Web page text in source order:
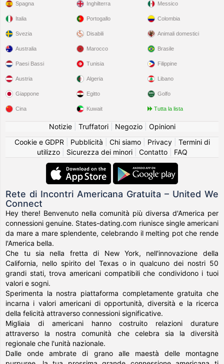
Spagna
Italia
Svezia
Inghilterra
Portogallo
Disabili
Messico
Colombia
Animali domestici
Australia
Paesi Bassi
Austria
Giappone
Cina
Marocco
Tunisia
Algeria
Egitto
Kuwait
Brasile
Filippine
Libano
Golfo
Tutta la lista
Notizie| Truffatori| Negozio| Opinioni
Cookie e GDPR
Pubblicità Chi siamo| Privacy| Termini di
utilizzo| Sicurezza dei minori| Contatto| FAQ
Rete di Incontri Americana Gratuita – United We
Connect
Hey there! Benvenuto nella comunità più diversa d'America per
connessioni genuine. States-dating.com riunisce single americani
da mare a mare splendente, celebrando il melting pot che rende
l'America bella.
Che tu sia nella fretta di New York, nell'innovazione della
California, nello spirito del Texas o in qualcuno dei nostri 50
grandi stati, trova americani compatibili che condividono i tuoi
valori e sogni.
Sperimenta la nostra piattaforma completamente gratuita che
incarna i valori americani di opportunità, diversità e la ricerca
della felicità attraverso connessioni significative.
Migliaia di americani hanno costruito relazioni durature
attraverso la nostra comunità che celebra sia la diversità
regionale che l'unità nazionale.
Dalle onde ambrate di grano alle maestà delle montagne